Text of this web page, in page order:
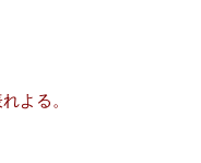
よる。